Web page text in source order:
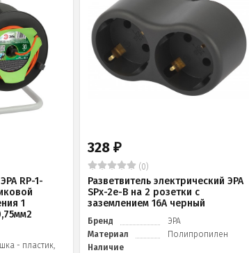
RP-1-
1
- пластик,
328 ₽
(0)
Разветвитель электрический ЭРА
SPx-2e-B на 2 розетки с
заземлением 16А черный
Бренд
ЭРА
Материал
Полипропилен
Наличие